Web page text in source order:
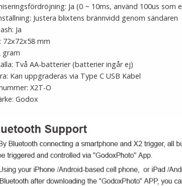
Ja (0 ~ 10ms, använd 100us som
Justera blixtens brännvidd genom sändaren
Ja
72x72x58 mm
gram
Två AA-batterier (batterier ingår ej)
Kan uppgraderas via Type C USB Kabel
X2T-O
Godox